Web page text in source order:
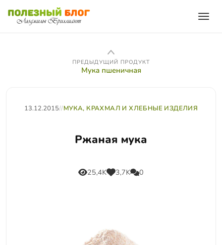
ПРЕДЫДУЩИЙ ПРОДУКТ
Мука пшеничная
13.12.2015//МУКА, КРАХМАЛ И ХЛЕБНЫЕ ИЗДЕЛИЯ
Ржаная мука
25,4K 3,7K 0